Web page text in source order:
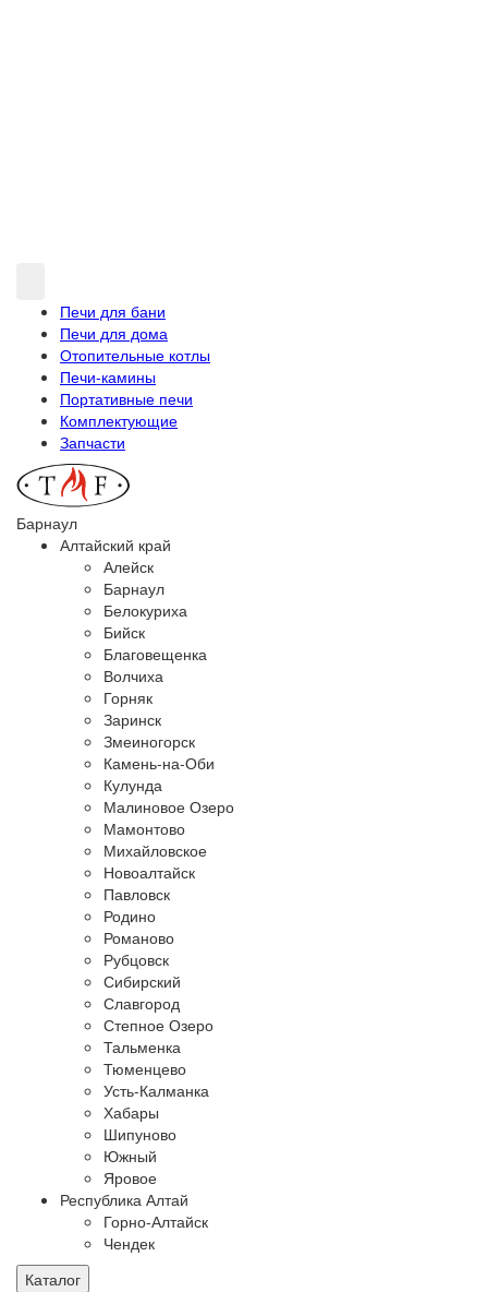
Печи для бани
Печи для дома
Отопительные котлы
Печи-камины
Портативные печи
Комплектующие
Запчасти
Барнаул
Алтайский край
Алейск
Барнаул
Белокуриха
Бийск
Благовещенка
Волчиха
Горняк
Заринск
Змеиногорск
Камень-на-Оби
Кулунда
Малиновое Озеро
Мамонтово
Михайловское
Новоалтайск
Павловск
Родино
Романово
Рубцовск
Сибирский
Славгород
Степное Озеро
Тальменка
Тюменцево
Усть-Калманка
Хабары
Шипуново
Южный
Яровое
Республика Алтай
Горно-Алтайск
Чендек
Каталог